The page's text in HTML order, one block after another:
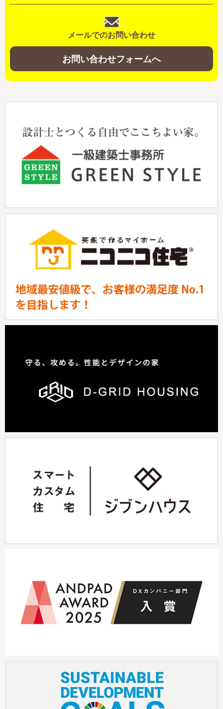
メールでのお問い合わせ
お問い合わせフォームへ